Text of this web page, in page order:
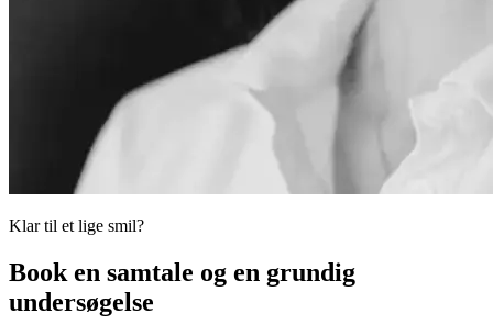
Klar til et lige smil?
Book en samtale og en grundig
undersøgelse